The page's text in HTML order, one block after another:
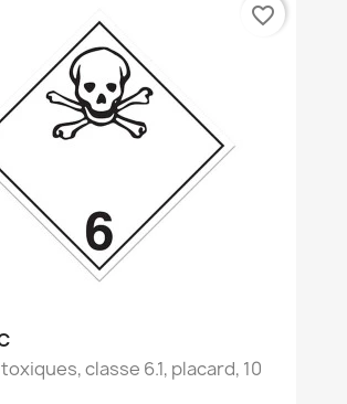
classe 6.1, placard, 10
favorite_border